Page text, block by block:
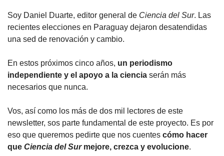
Soy Daniel Duarte, editor general de Ciencia del Sur. Las
recientes elecciones en Paraguay dejaron desatendidas
una sed de renovación y cambio.
En estos próximos cinco años, un periodismo
independiente y el apoyo a la ciencia serán más
necesarios que nunca.
Vos, así como los más de dos mil lectores de este
newsletter, sos parte fundamental de este proyecto. Es por
eso que queremos pedirte que nos cuentes cómo hacer
que Ciencia del Surmejore, crezca y evolucione.